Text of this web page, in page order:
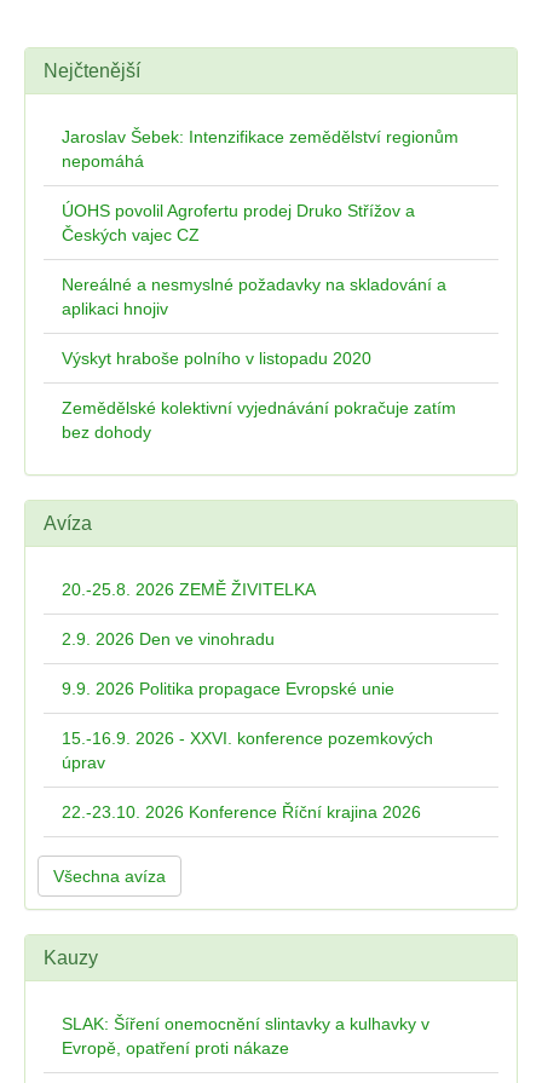
Nejčtenější
Jaroslav Šebek: Intenzifikace zemědělství regionům
nepomáhá
ÚOHS povolil Agrofertu prodej Druko Střížov a
Českých vajec CZ
Nereálné a nesmyslné požadavky na skladování a
aplikaci hnojiv
Výskyt hraboše polního v listopadu 2020
Zemědělské kolektivní vyjednávání pokračuje zatím
bez dohody
Avíza
20.-25.8. 2026 ZEMĚ ŽIVITELKA
2.9. 2026 Den ve vinohradu
9.9. 2026 Politika propagace Evropské unie
15.-16.9. 2026 - XXVI. konference pozemkových
úprav
22.-23.10. 2026 Konference Říční krajina 2026
Všechna avíza
Kauzy
SLAK: Šíření onemocnění slintavky a kulhavky v
Evropě, opatření proti nákaze